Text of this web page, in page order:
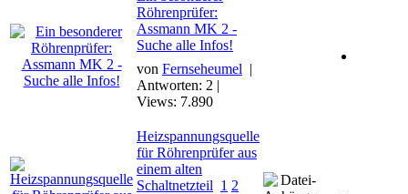
Röhrenprüfer:
Assmann MK 2 -
Suche alle Infos!
von Fernseheumel |
Antworten: 2 |
Views: 7.890
Heizspannungsquelle
für Röhrenprüfer aus
einem alten
Schaltnetzteil 1 2